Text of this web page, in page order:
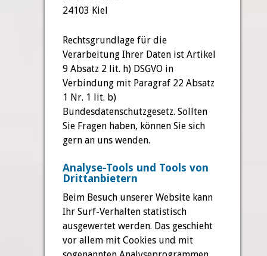
24103 Kiel
Rechtsgrundlage für die
Verarbeitung Ihrer Daten ist Artikel
9 Absatz 2 lit. h) DSGVO in
Verbindung mit Paragraf 22 Absatz
1 Nr. 1 lit. b)
Bundesdatenschutzgesetz. Sollten
Sie Fragen haben, können Sie sich
gern an uns wenden.
Analyse-Tools und Tools von
Drittanbietern
Beim Besuch unserer Website kann
Ihr Surf-Verhalten statistisch
ausgewertet werden. Das geschieht
vor allem mit Cookies und mit